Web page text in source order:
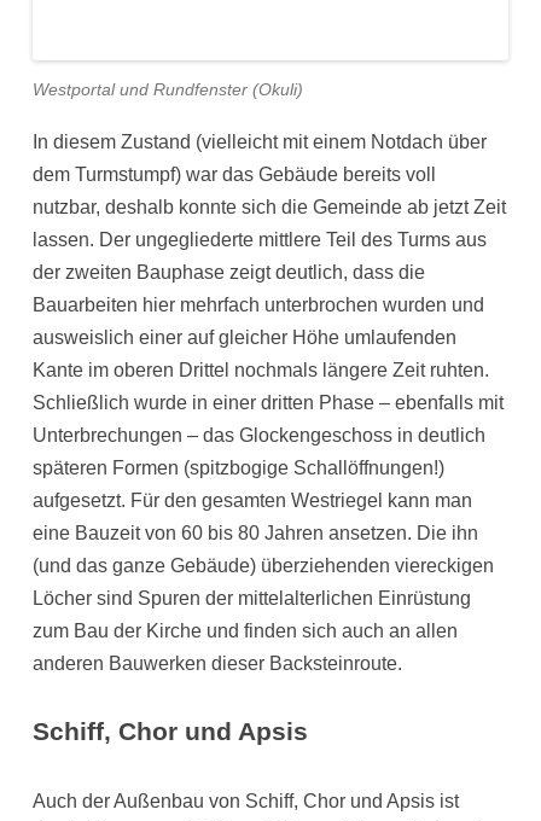
Westportal und Rundfenster (Okuli)
In diesem Zustand (vielleicht mit einem Notdach über
dem Turmstumpf) war das Gebäude bereits voll
nutzbar, deshalb konnte sich die Gemeinde ab jetzt Zeit
lassen. Der ungegliederte mittlere Teil des Turms aus
der zweiten Bauphase zeigt deutlich, dass die
Bauarbeiten hier mehrfach unterbrochen wurden und
ausweislich einer auf gleicher Höhe umlaufenden
Kante im oberen Drittel nochmals längere Zeit ruhten.
Schließlich wurde in einer dritten Phase – ebenfalls mit
Unterbrechungen – das Glockengeschoss in deutlich
späteren Formen (spitzbogige Schallöffnungen!)
aufgesetzt. Für den gesamten Westriegel kann man
eine Bauzeit von 60 bis 80 Jahren ansetzen. Die ihn
(und das ganze Gebäude) überziehenden viereckigen
Löcher sind Spuren der mittelalterlichen Einrüstung
zum Bau der Kirche und finden sich auch an allen
anderen Bauwerken dieser Backsteinroute.
Schiff, Chor und Apsis
Auch der Außenbau von Schiff, Chor und Apsis ist